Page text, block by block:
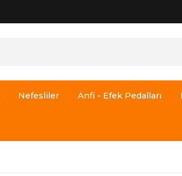
Nefesliler Anfi - Efek Pedalları